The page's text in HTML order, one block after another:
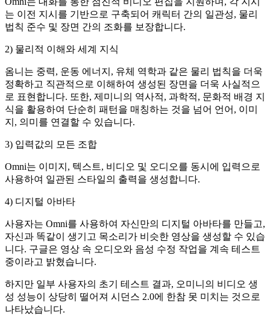
는 이전 지시를 기반으로 구축되어 캐릭터 간의 일관성, 물리
법칙 준수 및 장면 간의 조화를 보장합니다.
2) 물리적 이해와 세계 지식
옴니는 중력, 운동 에너지, 유체 역학과 같은 물리 법칙을 더욱
정확하고 직관적으로 이해하여 생성된 장면을 더욱 사실적으
로 표현합니다. 또한, 제미니의 역사적, 과학적, 문화적 배경 지
식을 활용하여 단순히 패턴을 매칭하는 것을 넘어 언어, 이미
지, 의미를 연결할 수 있습니다.
3) 입력값의 모든 조합
Omni는 이미지, 텍스트, 비디오 및 오디오를 동시에 입력으로
사용하여 일관된 스타일의 출력을 생성합니다.
4) 디지털 아바타
사용자는 Omni를 사용하여 자신만의 디지털 아바타를 만들고,
자신과 똑같이 생기고 목소리가 비슷한 영상을 생성할 수 있습
니다. 구글은 영상 속 오디오와 음성 수정 작업을 계속 테스트
중이라고 밝혔습니다.
하지만 일부 사용자의 초기 테스트 결과, 오미니의 비디오 생
성 성능이 상당히 떨어져 시던스 2.0에 한참 못 미치는 것으로
나타났습니다.